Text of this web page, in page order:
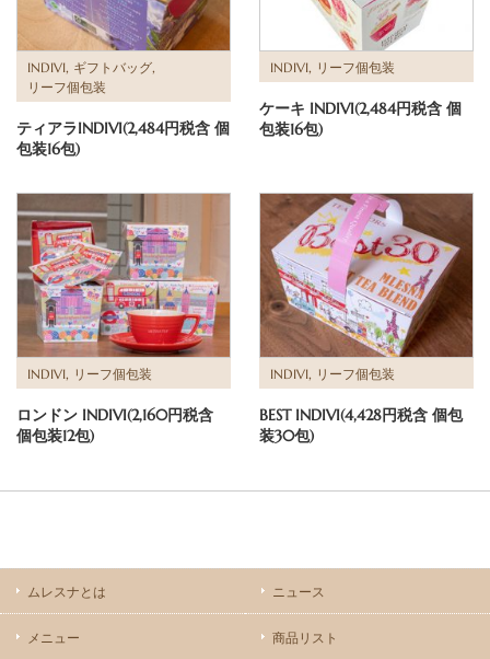
INDIVI, ギフトバッグ,
リーフ個包装
ティアラINDIVI(2,484円税含 個
包装16包)
INDIVI, リーフ個包装
ケーキ INDIVI(2,484円税含 個
包装16包)
INDIVI, リーフ個包装
ロンドン INDIVI(2,160円税含
個包装12包)
INDIVI, リーフ個包装
BEST INDIVI(4,428円税含 個包
装30包)
ムレスナとは ニュース
メニュー 商品リスト